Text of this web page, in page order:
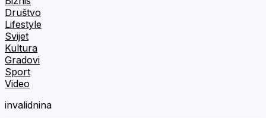
Društvo
Lifestyle
Svijet
Kultura
Gradovi
Sport
Video
invalidnina